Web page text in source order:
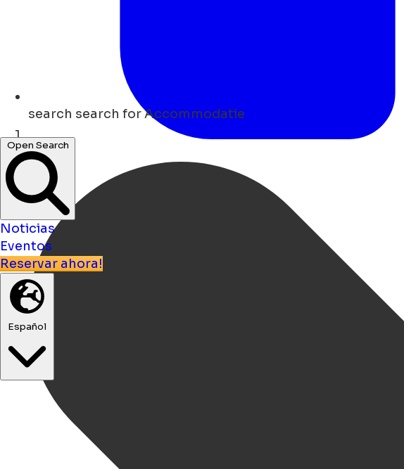
search search for Accommodatie
Open Search
Noticias
Eventos
Reservar ahora!
Español
Hogar